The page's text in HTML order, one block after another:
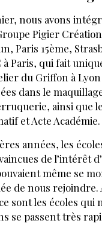
nous avons
Pigier
Paris 15ème,
à Paris, qui fait
du Griffon à Lyon
dans le
ainsi que
et Acte Académie.
années, les
de l’intérêt
même se
de nous rejoindre.
sont les écoles
se passent très